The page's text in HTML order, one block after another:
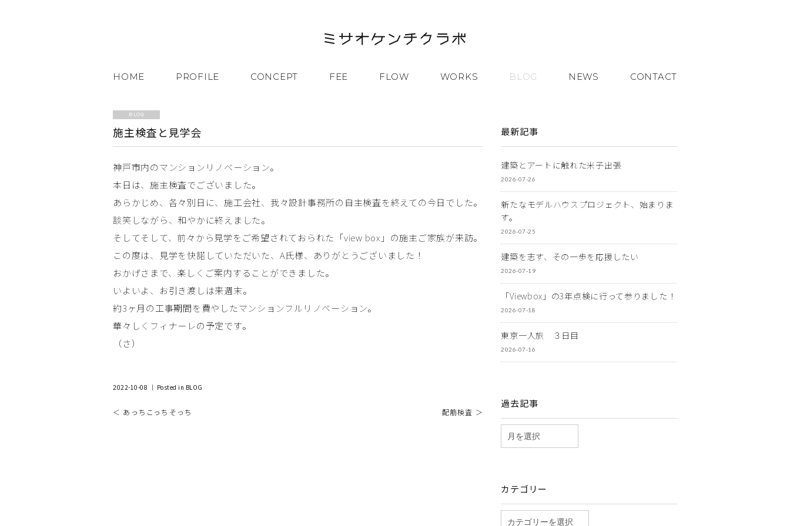
HOME PROFILE CONCEPT FEE FLOW WORKS BLOG NEWS CONTACT
BLOG
施主検査と見学会
神戸市内のマンションリノベーション。
本日は、施主検査でございました。
あらかじめ、各々別日に、施工会社、我々設計事務所の自主検査を終えての今日でした。
談笑しながら、和やかに終えました。
そしてそして、前々から見学をご希望されておられた「view box」の施主ご家族が来訪。
この度は、見学を快諾していただいた、A氏様、ありがとうございました！
おかげさまで、楽しくご案内することができました。
いよいよ、お引き渡しは来週末。
約3ヶ月の工事期間を費やしたマンションフルリノベーション。
華々しくフィナーレの予定です。
（さ）
2022-10-08 ｜ Posted in BLOG
＜ あっちこっちそっち 配筋検査 ＞
最新記事
建築とアートに触れた米子出張
2026-07-26
新たなモデルハウスプロジェクト、始まりま
す。
2026-07-25
建築を志す、その一歩を応援したい
2026-07-19
「Viewbox」の3年点検に行って参りました！
2026-07-18
東京一人旅 ３日目
2026-07-16
過去記事
カテゴリー